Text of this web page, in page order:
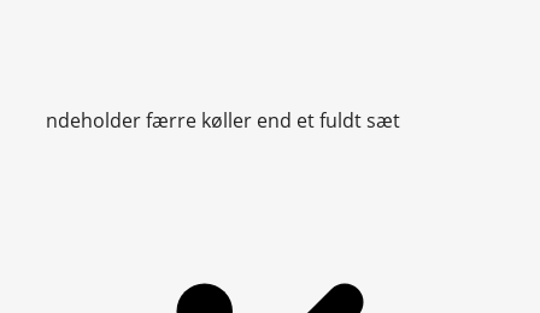
ndeholder færre køller end et fuldt sæt